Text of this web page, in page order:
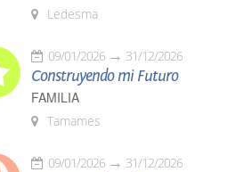
Ledesma
09/01/2026 31/12/2026
Construyendo mi Futuro
FAMILIA
Tamames
09/01/2026 31/12/2026